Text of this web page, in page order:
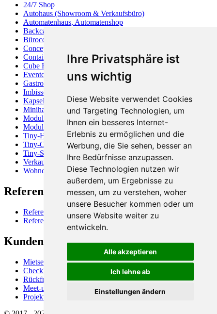
Ihre Privatsphäre ist
uns wichtig
Diese Website verwendet Cookies
und Targeting Technologien, um
Ihnen ein besseres Internet-
Erlebnis zu ermöglichen und die
Werbung, die Sie sehen, besser an
Ihre Bedürfnisse anzupassen.
Diese Technologien nutzen wir
außerdem, um Ergebnisse zu
messen, um zu verstehen, woher
unsere Besucher kommen oder um
unsere Website weiter zu
entwickeln.
Alle akzeptieren
Ich lehne ab
Einstellungen ändern
24/7 Shop
Autohaus (Showroom & Verkaufsbüro)
Automatenhaus, Automatenshop
Backcafé
Bürocontainer
Concept Store
Containerhaus
Cube Haus
Eventcontainer
Gastronomiecontainer
Imbisscontainer
Kapselhaus
Minihaus
Modulbau
Modulhaus
Tiny-Haus
Tiny-Office
Tiny-Store
Verkaufscontainer
Wohncontainer
Referenzen
Referenzen, Firmen
Referenzen, Projektbeispiele
Kundenservice
Mietservice für Raummodule
Checkliste "Kostenschätzung"
Rückfrage, Terminvereinbarung, Infoletter
Meet-us (Videocall)
Projekte (Login)